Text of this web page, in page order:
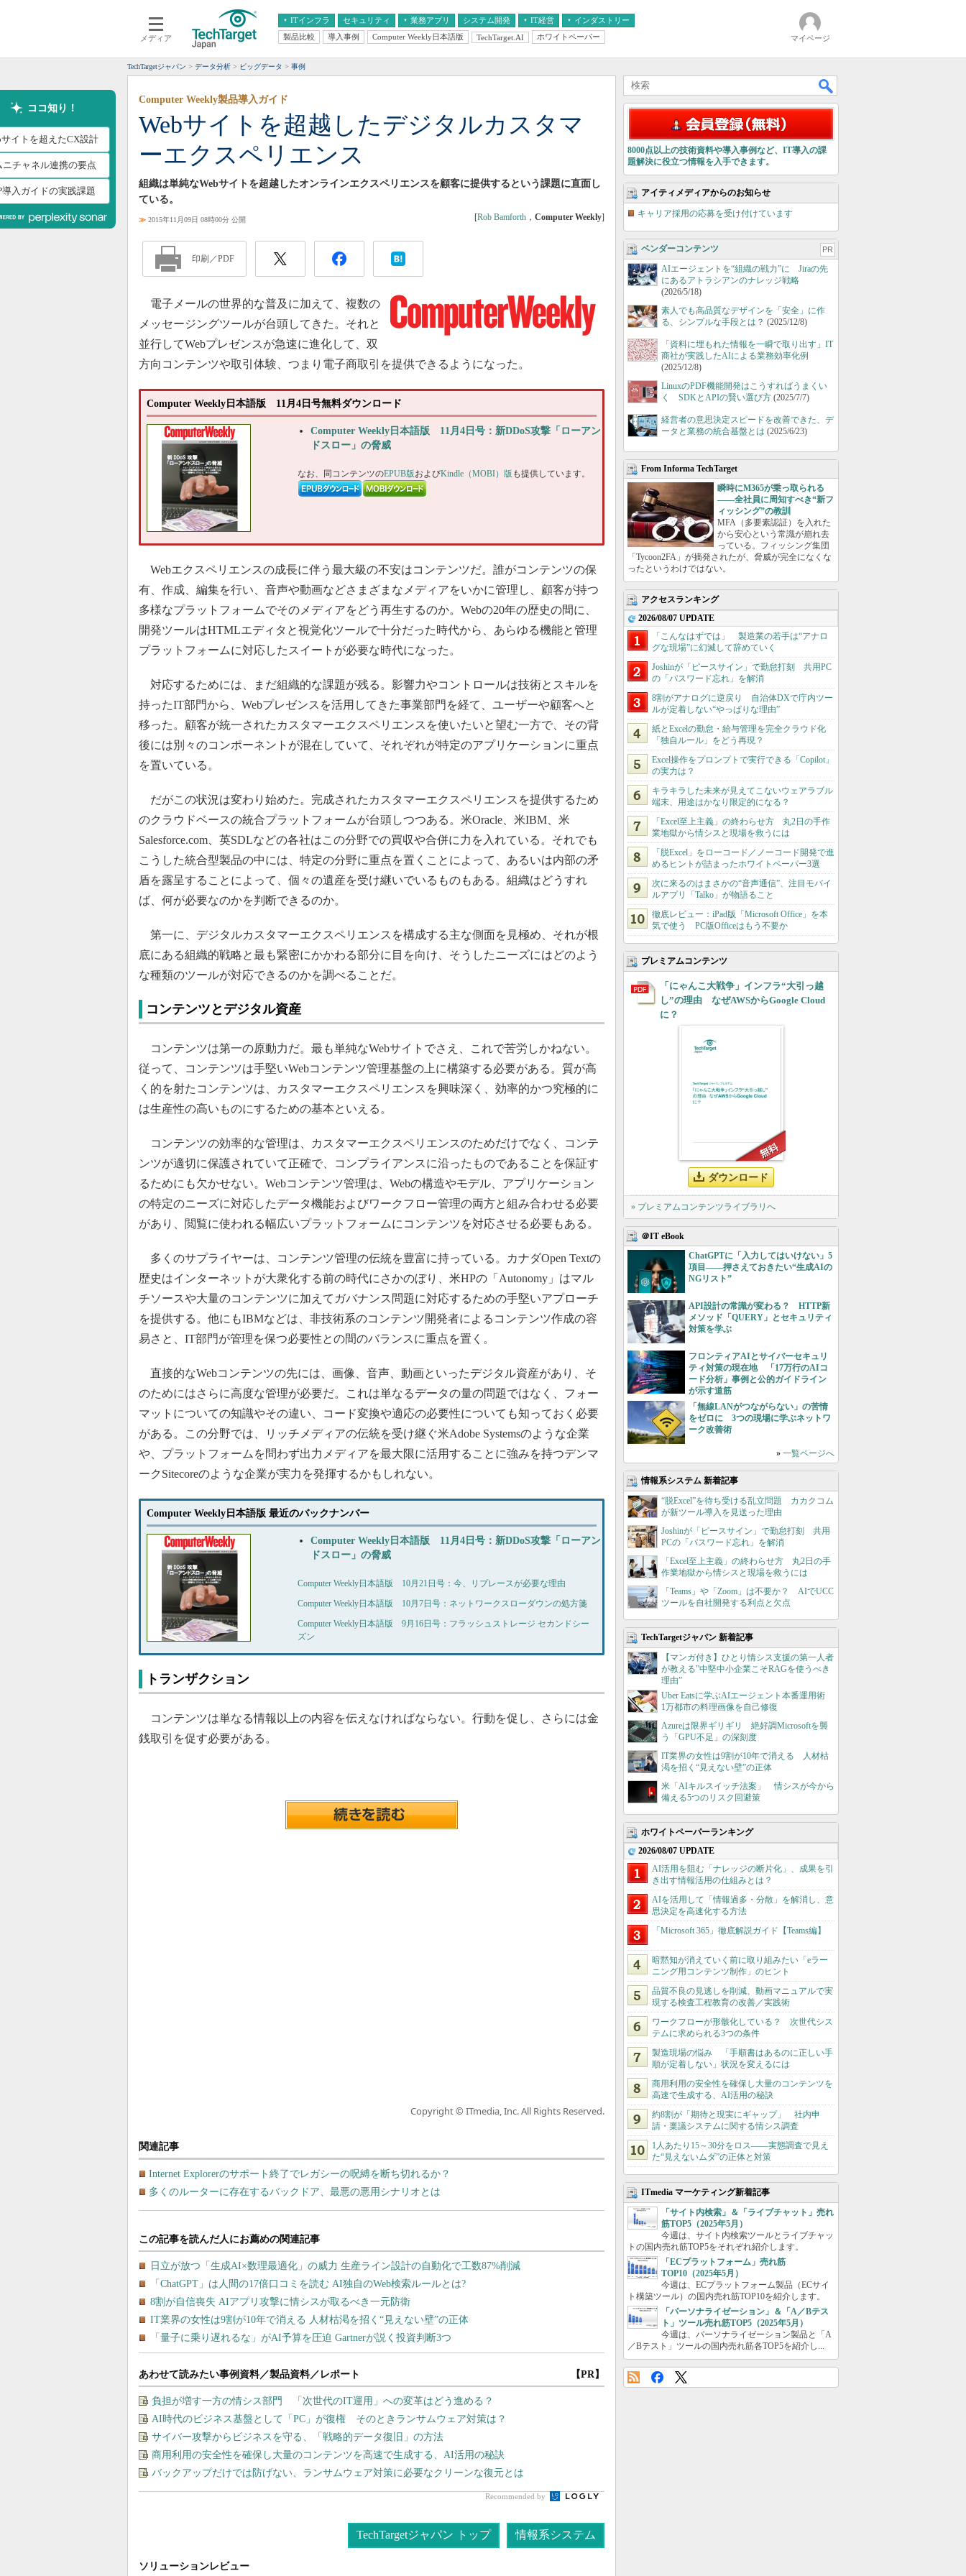
メディア
ITインフラ
クラウド
スマートモバイル
ネットワーク
システム運用管理
セキュリティ 業務アプリ
エンタープライズAI
ERP
CX
情報系システム
システム開発 IT経営
経営とIT
インダストリー
医療IT
製品比較 導入事例 Computer Weekly日本語版 TechTarget.AI ホワイトペーパー マイページ
TechTargetジャパン データ分析 ビッグデータ 事例
ココ知り！
サイトを超えたCX設計
ニチャネル連携の要点
導入ガイドの実践課題
Webサイトを超越したデジタルカスタマ
ーエクスペリエンス
Computer Weekly製品導入ガイド
組織は単純なWebサイトを超越したオンラインエクスペリエンスを顧客に提供するという課題に直面し
ている。
≫ 2015年11月09日 08時00分 公開 [Rob Bamforth ， Computer Weekly]
印刷／PDF
電子メールの世界的な普及に加えて、複数の
メッセージングツールが台頭してきた。それと
並行してWebプレゼンスが急速に進化して、双
方向コンテンツや取引体験、つまり電子商取引を提供できるようになった。
Computer Weekly日本語版 11月4日号無料ダウンロード
Computer Weekly日本語版 11月4日号：新DDoS攻撃「ローアン
ドスロー」の脅威
なお、同コンテンツのEPUB版およびKindle（MOBI）版 も提供しています。
Webエクスペリエンスの成長に伴う最大級の不安はコンテンツだ。誰がコンテンツの保
有、作成、編集を行い、音声や動画などさまざまなメディアをいかに管理し、顧客が持つ
多様なプラットフォームでそのメディアをどう再生するのか。Webの20年の歴史の間に、
開発ツールはHTMLエディタと視覚化ツールで十分だった時代から、あらゆる機能と管理
プラットフォームに対応したスイートが必要な時代になった。
対応するためには、まだ組織的な課題が残る。影響力やコントロールは技術とスキルを
持ったIT部門から、Webプレゼンスを活用してきた事業部門を経て、ユーザーや顧客へと
移った。顧客が統一されたカスタマーエクスペリエンスを使いたいと望む一方で、その背
後には別々のコンポーネントが混在していて、それぞれが特定のアプリケーションに重点
を置いている。
だがこの状況は変わり始めた。完成されたカスタマーエクスペリエンスを提供するため
のクラウドベースの統合プラットフォームが台頭しつつある。米Oracle、米IBM、米
Salesforce.com、英SDLなどの各社はこの分野での買収や合併に力を入れている。それでも
こうした統合型製品の中には、特定の分野に重点を置くことによって、あるいは内部の矛
盾を露呈することによって、個々の遺産を受け継いでいるものもある。組織はどうすれ
ば、何が必要なのかを判断できるのか。
第一に、デジタルカスタマーエクスペリエンスを構成する主な側面を見極め、それが根
底にある組織的戦略と最も緊密にかかわる部分に目を向け、そうしたニーズにはどのよう
な種類のツールが対応できるのかを調べることだ。
コンテンツとデジタル資産
コンテンツは第一の原動力だ。最も単純なWebサイトでさえ、これで苦労しかねない。
従って、コンテンツは手堅いWebコンテンツ管理基盤の上に構築する必要がある。質が高
く的を射たコンテンツは、カスタマーエクスペリエンスを興味深く、効率的かつ究極的に
は生産性の高いものにするための基本といえる。
コンテンツの効率的な管理は、カスタマーエクスペリエンスのためだけでなく、コンテ
ンツが適切に保護されていて正確で、コンプライアンスに沿ったものであることを保証す
るためにも欠かせない。Webコンテンツ管理は、Webの構造やモデル、アプリケーション
の特定のニーズに対応したデータ機能およびワークフロー管理の両方と組み合わせる必要
があり、閲覧に使われる幅広いプラットフォームにコンテンツを対応させる必要もある。
多くのサプライヤーは、コンテンツ管理の伝統を豊富に持っている。カナダOpen Textの
歴史はインターネットが大衆化する前の時代にさかのぼり、米HPの「Autonomy」はマル
チソースや大量のコンテンツに加えてガバナンス問題に対応するための手堅いアプローチ
を提供する。他にもIBMなどは、非技術系のコンテンツ開発者によるコンテンツ作成の容
易さと、IT部門が管理を保つ必要性との間のバランスに重点を置く。
直接的なWebコンテンツの先には、画像、音声、動画といったデジタル資産があり、そ
のためにはさらに高度な管理が必要だ。これは単なるデータの量の問題ではなく、フォー
マットについての知識やその違い、コード変換や適応の必要性についても知っておく必要
がある。この分野では、リッチメディアの伝統を受け継ぐ米Adobe Systemsのような企業
や、プラットフォームを問わず出力メディアを最大限に活用することに強みを持つデンマ
ークSitecoreのような企業が実力を発揮するかもしれない。
Computer Weekly日本語版 最近のバックナンバー
Computer Weekly日本語版 11月4日号：新DDoS攻撃「ローアン
ドスロー」の脅威
Computer Weekly日本語版 10月21日号：今、リプレースが必要な理由
Computer Weekly日本語版 10月7日号：ネットワークスローダウンの処方箋
Computer Weekly日本語版 9月16日号：フラッシュストレージ セカンドシー
ズン
トランザクション
コンテンツは単なる情報以上の内容を伝えなければならない。行動を促し、さらには金
銭取引を促す必要がある。
Copyright © ITmedia, Inc. All Rights Reserved.
関連記事
Internet Explorerのサポート終了でレガシーの呪縛を断ち切れるか？
多くのルーターに存在するバックドア、最悪の悪用シナリオとは
あわせて読みたい事例資料／製品資料／レポート 【PR】
負担が増す一方の情シス部門 「次世代のIT運用」への変革はどう進める？
AI時代のビジネス基盤として「PC」が復権 そのときランサムウェア対策は？
サイバー攻撃からビジネスを守る、「戦略的データ復旧」の方法
商用利用の安全性を確保し大量のコンテンツを高速で生成する、AI活用の秘訣
バックアップだけでは防げない、ランサムウェア対策に必要なクリーンな復元とは
Recommended by
TechTargetジャパン トップ 情報系システム
8000点以上の技術資料や導入事例など、IT導入の課
題解決に役立つ情報を入手できます。
アイティメディアからのお知らせ
キャリア採用の応募を受け付けています
ベンダーコンテンツ PR
AIエージェントを“組織の戦力”に Jiraの先
にあるアトラシアンのナレッジ戦略
(2026/5/18)
素人でも高品質なデザインを「安全」に作
る、シンプルな手段とは？ (2025/12/8)
「資料に埋もれた情報を一瞬で取り出す」IT
商社が実践したAIによる業務効率化例
(2025/12/8)
LinuxのPDF機能開発はこうすればうまくい
く SDKとAPIの賢い選び方 (2025/7/7)
経営者の意思決定スピードを改善できた、デ
ータと業務の統合基盤とは (2025/6/23)
From Informa TechTarget
瞬時にM365が乗っ取られる
――全社員に周知すべき“新フ
ィッシング”の教訓
MFA（多要素認証）を入れた
から安心という常識が崩れ去
っている。フィッシング集団
「Tycoon2FA」が摘発されたが、脅威が完全になくな
ったというわけではない。
アクセスランキング
2026/08/07 UPDATE
「こんなはずでは」 製造業の若手は“アナロ
グな現場”に幻滅して辞めていく
Joshinが「ピースサイン」で勤怠打刻 共用PC
の「パスワード忘れ」を解消
8割がアナログに逆戻り 自治体DXで庁内ツー
ルが定着しない“やっぱりな理由”
紙とExcelの勤怠・給与管理を完全クラウド化
「独自ルール」をどう再現？
Excel操作をプロンプトで実行できる「Copilot」
の実力は？
キラキラした未来が見えてこないウェアラブル
端末、用途はかなり限定的になる？
「Excel至上主義」の終わらせ方 丸2日の手作
業地獄から情シスと現場を救うには
「脱Excel」をローコード／ノーコード開発で進
めるヒントが詰まったホワイトペーパー3選
次に来るのはまさかの“音声通信”、注目モバイ
ルアプリ「Talko」が物語ること
徹底レビュー：iPad版「Microsoft Office」を本
気で使う PC版Officeはもう不要か
プレミアムコンテンツ
「にゃんこ大戦争」インフラ“大引っ越
し”の理由 なぜAWSからGoogle Cloud
に？
ダウンロード
» プレミアムコンテンツライブラリへ
＠IT eBook
ChatGPTに「入力してはいけない」5
項目――押さえておきたい“生成AIの
NGリスト”
API設計の常識が変わる？ HTTP新
メソッド「QUERY」とセキュリティ
対策を学ぶ
フロンティアAIとサイバーセキュリ
ティ対策の現在地 「17万行のAIコ
ード分析」事例と公的ガイドライン
が示す道筋
「無線LANがつながらない」の苦情
をゼロに 3つの現場に学ぶネットワ
ーク改善術
» 一覧ページへ
情報系システム 新着記事
“脱Excel”を待ち受ける乱立問題 カカクコム
が新ツール導入を見送った理由
Joshinが「ピースサイン」で勤怠打刻 共用
PCの「パスワード忘れ」を解消
「Excel至上主義」の終わらせ方 丸2日の手
作業地獄から情シスと現場を救うには
「Teams」や「Zoom」は不要か？ AIでUCC
ツールを自社開発する利点と欠点
TechTargetジャパン 新着記事
【マンガ付き】ひとり情シス支援の第一人者
が教える”中堅中小企業こそRAGを使うべき
理由”
Uber Eatsに学ぶAIエージェント本番運用術
1万都市の料理画像を自己修復
Azureは限界ギリギリ 絶好調Microsoftを襲
う「GPU不足」の深刻度
IT業界の女性は9割が10年で消える 人材枯
渇を招く“見えない壁”の正体
米「AIキルスイッチ法案」 情シスが今から
備える5つのリスク回避策
ホワイトペーパーランキング
2026/08/07 UPDATE
AI活用を阻む「ナレッジの断片化」、成果を引
き出す情報活用の仕組みとは？
AIを活用して「情報過多・分散」を解消し、意
思決定を高速化する方法
「Microsoft 365」徹底解説ガイド【Teams編】
暗黙知が消えていく前に取り組みたい「eラー
ニング用コンテンツ制作」のヒント
品質不良の見逃しを削減、動画マニュアルで実
現する検査工程教育の改善／実践術
ワークフローが形骸化している？ 次世代シス
テムに求められる3つの条件
製造現場の悩み 「手順書はあるのに正しい手
順が定着しない」状況を変えるには
商用利用の安全性を確保し大量のコンテンツを
高速で生成する、AI活用の秘訣
約8割が「期待と現実にギャップ」 社内申
請・稟議システムに関する情シス調査
1人あたり15～30分をロス――実態調査で見え
た“見えないムダ”の正体と対策
ITmedia マーケティング新着記事
「サイト内検索」＆「ライブチャット」売れ
筋TOP5（2025年5月）
今週は、サイト内検索ツールとライブチャッ
トの国内売れ筋TOP5をそれぞれ紹介します。
「ECプラットフォーム」売れ筋
TOP10（2025年5月）
今週は、ECプラットフォーム製品（ECサイ
ト構築ツール）の国内売れ筋TOP10を紹介します。
「パーソナライゼーション」＆「A／Bテス
ト」ツール売れ筋TOP5（2025年5月）
今週は、パーソナライゼーション製品と「A
／Bテスト」ツールの国内売れ筋各TOP5を紹介し...